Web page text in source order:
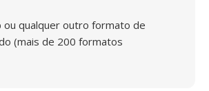
ou qualquer outro formato de
(mais de 200 formatos